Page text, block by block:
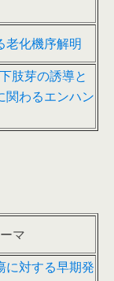
老化機序解明
肢芽の誘導と
関わるエンハン
マ
に対する早期発